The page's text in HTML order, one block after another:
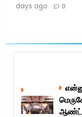
days ago
0